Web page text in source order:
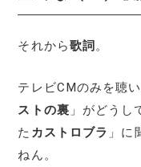
それから歌詞 。
テレビCMのみを聴
ストの裏 」がどうし
た カストロブラ 」に
ねん。